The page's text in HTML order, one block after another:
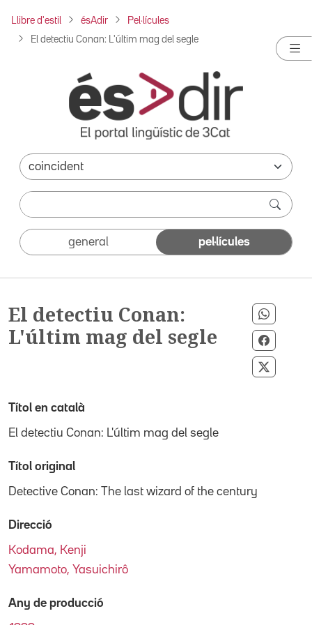
Llibre d'estil ésAdir Pel·lícules
El detectiu Conan: L'últim mag del segle
general pel·lícules
El detectiu Conan:
L'últim mag del segle
Títol en català
El detectiu Conan: L'últim mag del segle
Títol original
Detective Conan: The last wizard of the century
Direcció
Kodama, Kenji
Yamamoto, Yasuichirô
Any de producció